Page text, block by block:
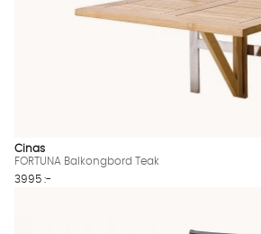
Cinas
FORTUNA Balkongbord Teak
3995 :-